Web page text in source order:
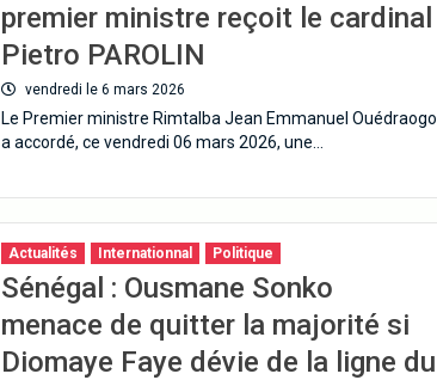
premier ministre reçoit le cardinal
Pietro PAROLIN
vendredi le 6 mars 2026
Le Premier ministre Rimtalba Jean Emmanuel Ouédraogo
a accordé, ce vendredi 06 mars 2026, une…
Actualités Internationnal Politique
Sénégal : Ousmane Sonko
menace de quitter la majorité si
Diomaye Faye dévie de la ligne du